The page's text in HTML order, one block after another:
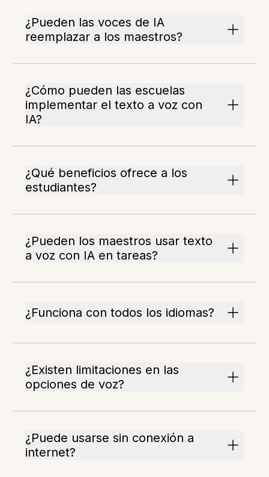
¿Pueden las voces de IA
reemplazar a los maestros?
¿Cómo pueden las escuelas
implementar el texto a voz con
IA?
¿Qué beneficios ofrece a los
estudiantes?
¿Pueden los maestros usar texto
a voz con IA en tareas?
¿Funciona con todos los idiomas?
¿Existen limitaciones en las
opciones de voz?
¿Puede usarse sin conexión a
internet?